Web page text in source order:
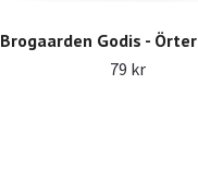
Brogaarden Godis -
79 kr